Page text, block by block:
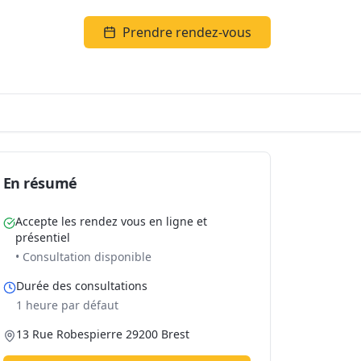
Prendre rendez-vous
En résumé
Accepte les rendez vous en ligne et
présentiel
• Consultation disponible
Durée des consultations
1 heure par défaut
13 Rue Robespierre 29200 Brest